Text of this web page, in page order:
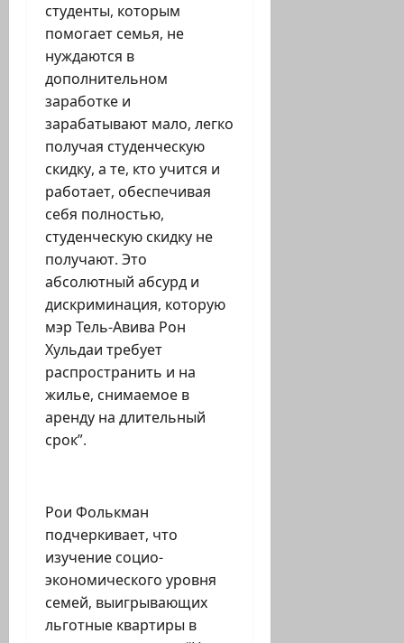
студенты, которым
помогает семья, не
нуждаются в
дополнительном
заработке и
зарабатывают мало, легко
получая студенческую
скидку, а те, кто учится и
работает, обеспечивая
себя полностью,
студенческую скидку не
получают. Это
абсолютный абсурд и
дискриминация, которую
мэр Тель-Авива Рон
Хульдаи требует
распространить и на
жилье, снимаемое в
аренду на длительный
срок”.
Рои Фолькман
подчеркивает, что
изучение социо-
экономического уровня
семей, выигрывающих
льготные квартиры в